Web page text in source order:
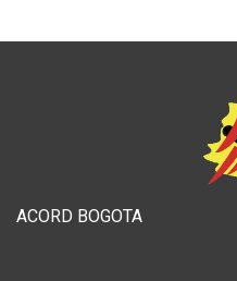
ACORD BOGOTA